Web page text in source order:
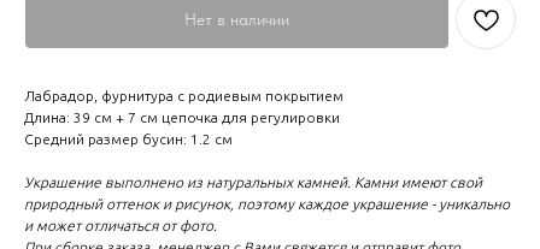
Нет в наличии
Лабрадор, фурнитура с родиевым покрытием
Длина: 39 см + 7 см цепочка для регулировки
Средний размер бусин: 1.2 см
Украшение выполнено из натуральных камней. Камни имеют свой
природный оттенок и рисунок, поэтому каждое украшение - уникально
и может отличаться от фото.